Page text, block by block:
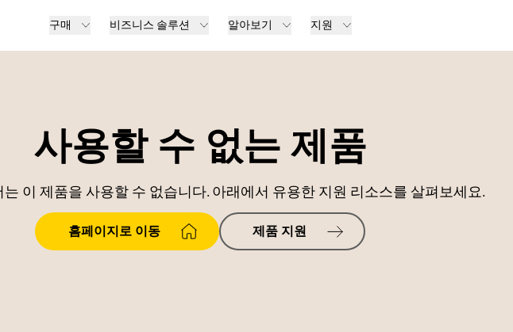
구매 비즈니스 솔루션 알아보기 지원
사용할 수 없는 제품
이 제품을 사용할 수 없습니다. 아래에서 유용한 지원 리소스를 살펴보세요.
홈페이지로 이동 제품 지원